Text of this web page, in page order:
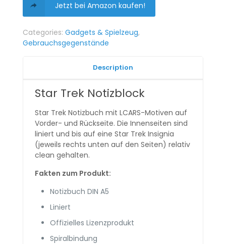
Jetzt bei Amazon kaufen!
Categories: Gadgets & Spielzeug,
Gebrauchsgegenstände
Description
Star Trek Notizblock
Star Trek Notizbuch mit LCARS-Motiven auf
Vorder- und Rückseite. Die Innenseiten sind
liniert und bis auf eine Star Trek Insignia
(jeweils rechts unten auf den Seiten) relativ
clean gehalten.
Fakten zum Produkt:
Notizbuch DIN A5
Liniert
Offizielles Lizenzprodukt
Spiralbindung